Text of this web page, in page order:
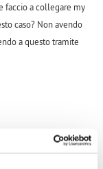
faccio a collegare my
caso? Non avendo
a questo tramite
per inserire commenti.